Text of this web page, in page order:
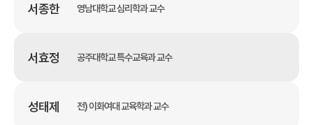
서종한 영남대학교 심리학과 교수
서효정 공주대학교 특수교육과 교수
성태제 전) 이화여대 교육학과 교수